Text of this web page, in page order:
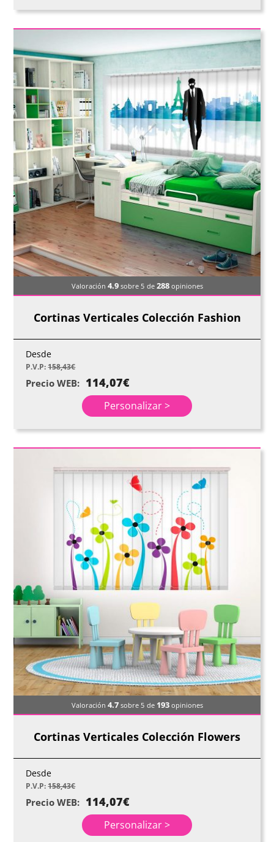
Valoración 4.9sobre 5 de 288opiniones
Cortinas Verticales Colección Fashion
Desde
P.V.P:158,43€
Precio WEB: 114,07€
Personalizar >
Valoración 4.7sobre 5 de 193opiniones
Cortinas Verticales Colección Flowers
Desde
P.V.P:158,43€
Precio WEB: 114,07€
Personalizar >